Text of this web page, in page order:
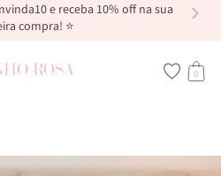
e receba 10% off na sua
compra! ⭐
0